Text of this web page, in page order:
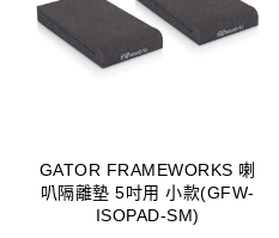
GATOR FRAMEWORKS 喇
叭隔離墊 5吋用 小款(GFW-
ISOPAD-SM)